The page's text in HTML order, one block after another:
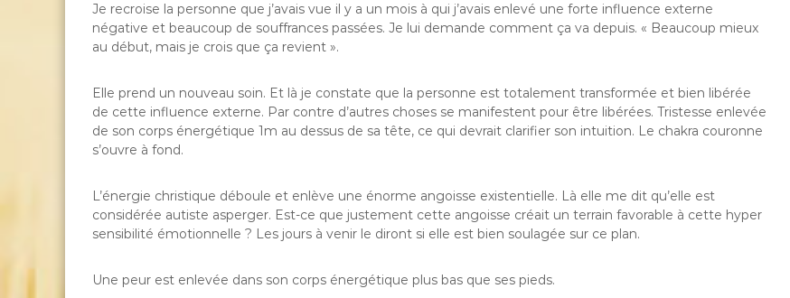
r
é
Je recroise la personne que j’avais vue il y a un mois à qui j’avais enlevé une forte influence externe
négative et beaucoup de souffrances passées. Je lui demande comment ça va depuis. « Beaucoup mieux
au début, mais je crois que ça revient ».
Elle prend un nouveau soin. Et là je constate que la personne est totalement transformée et bien libérée
de cette influence externe. Par contre d’autres choses se manifestent pour être libérées. Tristesse enlevée
de son corps énergétique 1m au dessus de sa tête, ce qui devrait clarifier son intuition. Le chakra couronne
s’ouvre à fond.
L’énergie christique déboule et enlève une énorme angoisse existentielle. Là elle me dit qu’elle est
considérée autiste asperger. Est-ce que justement cette angoisse créait un terrain favorable à cette hyper
sensibilité émotionnelle ? Les jours à venir le diront si elle est bien soulagée sur ce plan.
Une peur est enlevée dans son corps énergétique plus bas que ses pieds.